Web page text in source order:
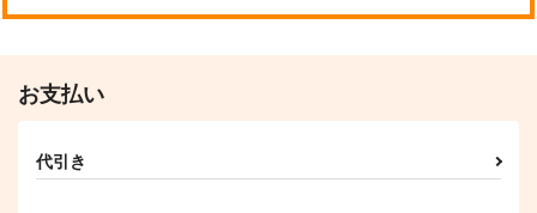
お支払い
代引き